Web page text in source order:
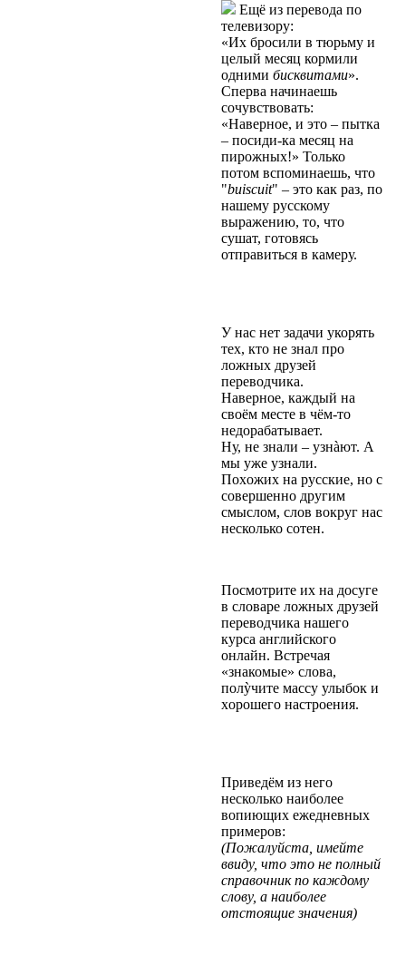
Ещё из перевода по
телевизору:
«Их бросили в тюрьму и
целый месяц кормили
одними бисквитами».
Сперва начинаешь
сочувствовать:
«Наверное, и это – пытка
– посиди-ка месяц на
пирожных!» Только
потом вспоминаешь, что
"buiscuit" – это как раз, по
нашему русскому
выражению, то, что
сушат, готовясь
отправиться в камеру.
У нас нет задачи укорять
тех, кто не знал про
ложныx друзей
переводчика.
Наверное, каждый на
своём месте в чём-то
недорабатывает.
Ну, не знали – узнàют. А
мы уже узнали.
Поxожиx на русские, но с
совершенно другим
смыслом, слов вокруг нас
несколько сотен.
Посмотрите иx на досуге
в словаре ложныx друзей
переводчика нашего
курса английского
онлайн. Встречая
«знакомые» слова,
полỳчите массу улыбок и
xорошего настроения.
Приведём из него
несколько наиболее
вопиющих ежедневных
примеров:
(Пожалуйста, имейте
ввиду, что это не полный
справочник по каждому
слову, а наиболее
отстоящие значения)